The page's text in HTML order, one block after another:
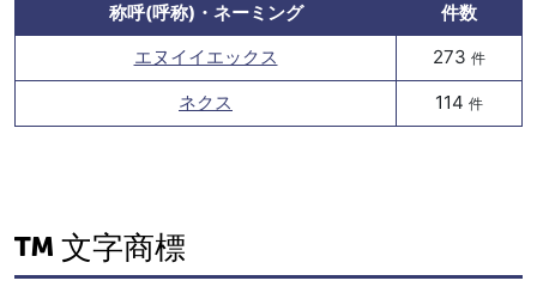
称呼(呼称)・ネーミング
件数
エヌイイエックス
273 件
ネクス 114 件
文字商標